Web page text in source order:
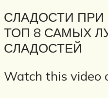
СЛАДОСТИ
ТОП 8 САМЫХ
СЛАДОСТЕЙ
Watch this video